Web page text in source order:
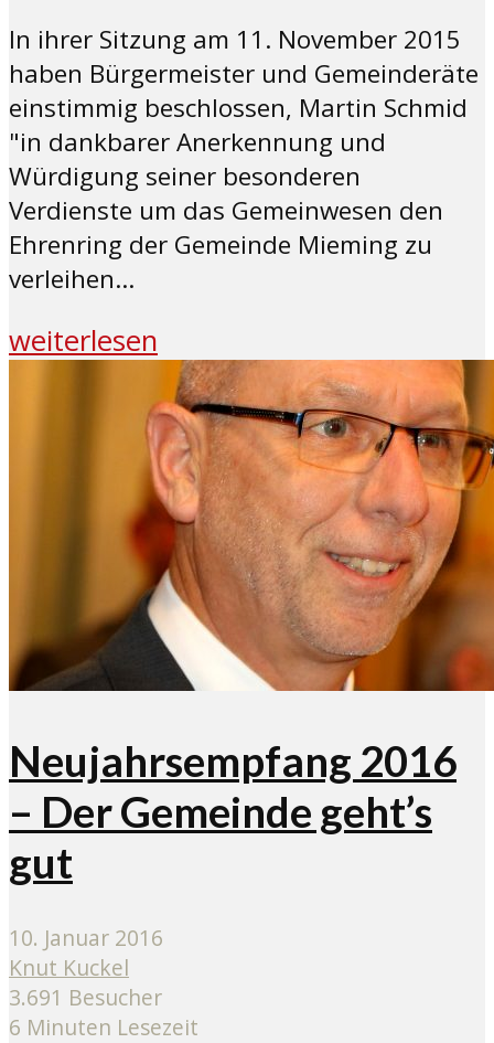
In ihrer Sitzung am 11. November 2015
haben Bürgermeister und Gemeinderäte
einstimmig beschlossen, Martin Schmid
"in dankbarer Anerkennung und
Würdigung seiner besonderen
Verdienste um das Gemeinwesen den
Ehrenring der Gemeinde Mieming zu
verleihen...
weiterlesen
Neujahrsempfang 2016
– Der Gemeinde geht’s
gut
10. Januar 2016
Knut Kuckel
3.691 Besucher
6 Minuten Lesezeit